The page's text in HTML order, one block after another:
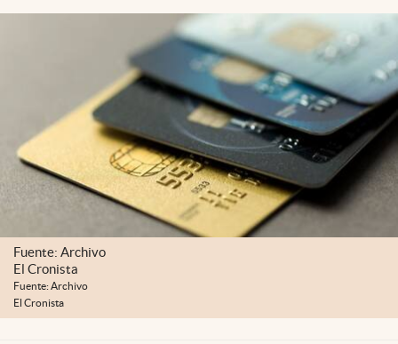
Fuente: Archivo
El Cronista
Fuente: Archivo
El Cronista